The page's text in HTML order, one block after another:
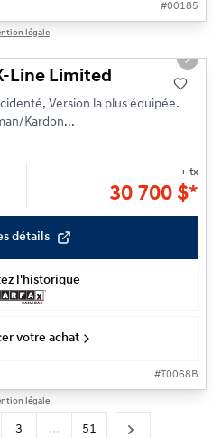
#00185
légale
Next
Line Limited
Version la plus équipée.
Kardon...
+ tx
30 700 $*
détails
l'historique
votre achat
#T0068B
légale
3 ... 51